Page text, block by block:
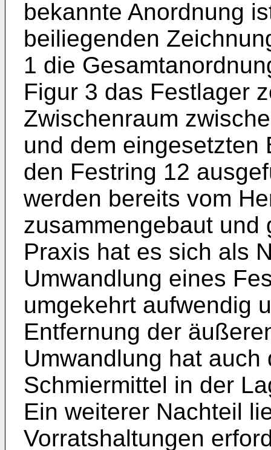
bekannte Anordnung
beiliegenden
1 die
Figur 3 das Festlager
Zwischenraum
und dem eingesetzten
den Festring 12
werden bereits vom
zusammengebaut und
Praxis hat es sich als
Umwandlung eines
umgekehrt aufwendig
Entfernung der
Umwandlung hat
Schmiermittel in der
Ein weiterer Nachteil
Vorratshaltungen